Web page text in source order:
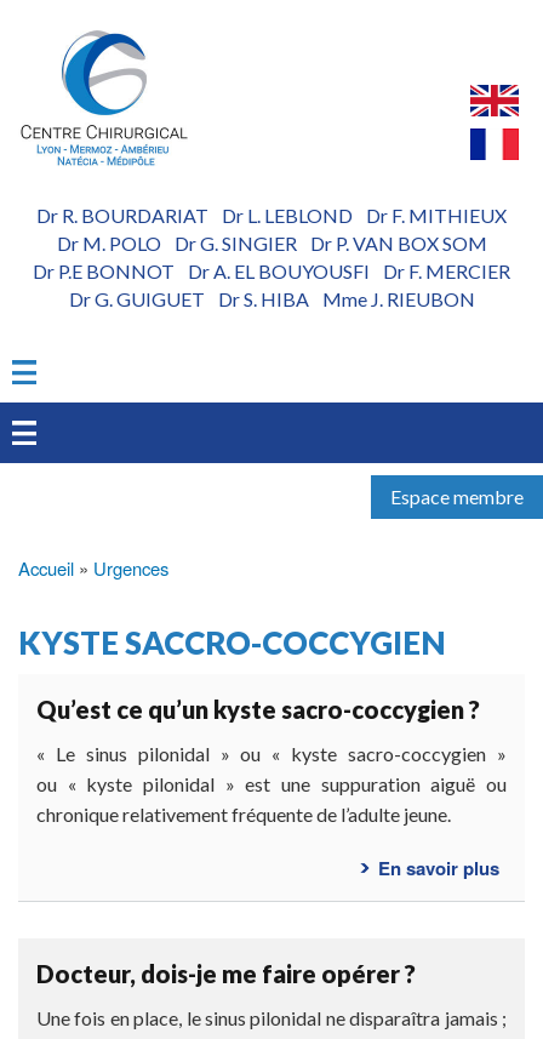
Dr R. BOURDARIAT Dr L. LEBLOND
Dr F. MITHIEUX
Dr M. POLO- Dr G. SINGIER- Dr P. VAN BOX SOM
Dr P.E BONNOT
Dr A. EL BOUYOUSFI
Dr F. MERCIER
Dr G. GUIGUET
Dr S. HIBA- Mme J. RIEUBON
Espace membre
d'Ariane
Accueil Urgences
KYSTE SACCRO-COCCYGIEN
Qu’est ce qu’un kyste sacro-coccygien ?
« Le sinus pilonidal » ou « kyste sacro-coccygien »
ou « kyste pilonidal » est une suppuration aiguë ou
chronique relativement fréquente de l’adulte jeune.
En savoir plussur
Docteur, dois-je me faire opérer ?
Une fois en place, le sinus pilonidal ne disparaîtra jamais ;